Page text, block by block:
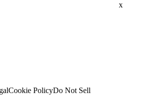
x
Cookie PolicyDo Not Sell